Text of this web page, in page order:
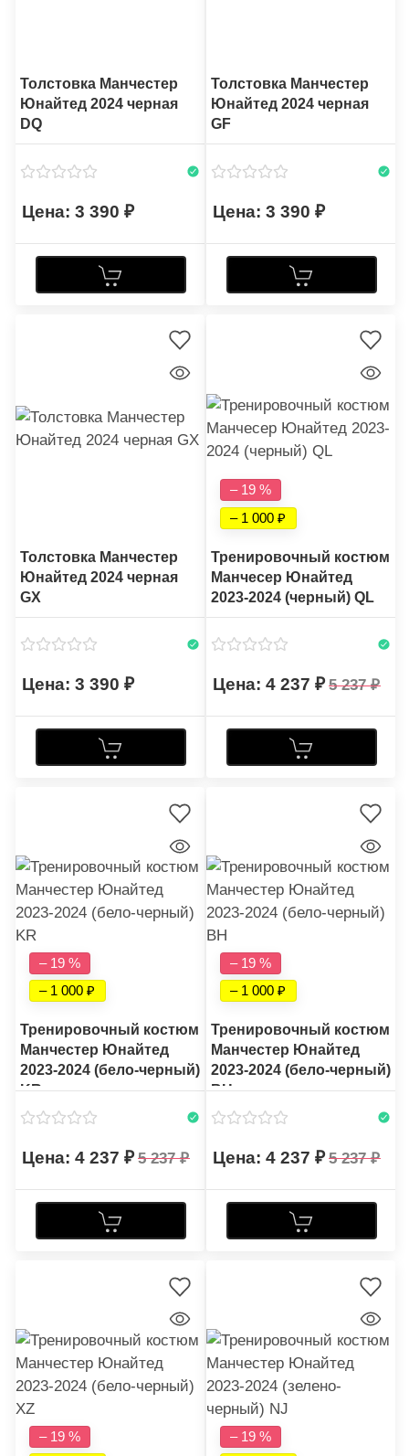
Толстовка Манчестер
Юнайтед 2024 черная
DQ
3 390
Толстовка Манчестер
Юнайтед 2024 черная
GF
3 390
Толстовка Манчестер
Юнайтед 2024 черная
GX
3 390
– 19 %
– 1 000
Тренировочный костюм
Манчесер Юнайтед
2023-2024 (черный) QL
4 237 5 237
– 19 %
– 1 000
Тренировочный костюм
Манчестер Юнайтед
2023-2024 (бело-черный)
KR
4 237 5 237
– 19 %
– 1 000
Тренировочный костюм
Манчестер Юнайтед
2023-2024 (бело-черный)
BH
4 237 5 237
– 19 %
– 19 %